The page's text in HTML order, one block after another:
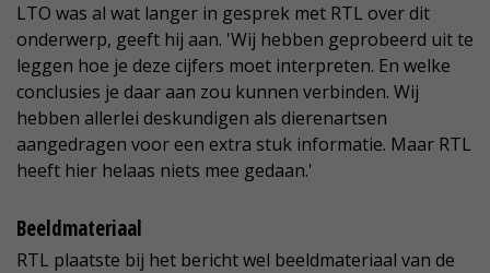
LTO was al wat langer in gesprek met RTL over dit
onderwerp, geeft hij aan. 'Wij hebben geprobeerd uit te
leggen hoe je deze cijfers moet interpreten. En welke
conclusies je daar aan zou kunnen verbinden. Wij
hebben allerlei deskundigen als dierenartsen
aangedragen voor een extra stuk informatie. Maar RTL
heeft hier helaas niets mee gedaan.'
Beeldmateriaal
RTL plaatste bij het bericht wel beeldmateriaal van de